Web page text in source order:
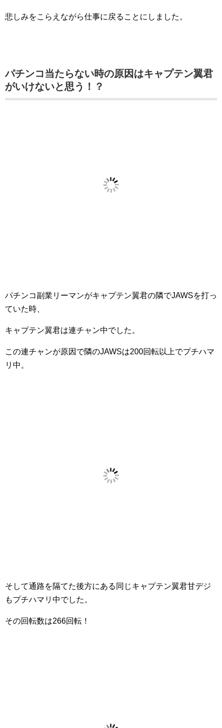
悲しみをこらえながら仕事に戻ることにしました。
パチンコ当たらない時の原因はキャプテン翼君
がいけないと思う！？
パチンコ副業リーマンがキャプテン翼君の隣でJAWSを打っ
ていた時、
キャプテン翼君は連チャン中でした。
この連チャンが原因で隣のJAWSは200回転以上でプチハマ
リ中。
そして通路を隔てた後方にある同じキャプテン翼君甘デジ
もプチハマリ中でした。
その回転数は266回転！